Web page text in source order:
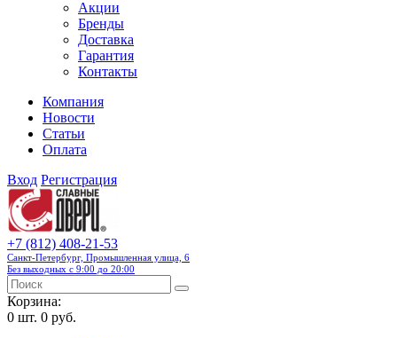
Акции
Бренды
Доставка
Гарантия
Контакты
Компания
Новости
Статьи
Оплата
Вход Регистрация
+7 (812) 408-21-53
Санкт-Петербург, Промышленная улица, 6
Без выходных с 9:00 до 20:00
Корзина:
0 шт. 0 руб.